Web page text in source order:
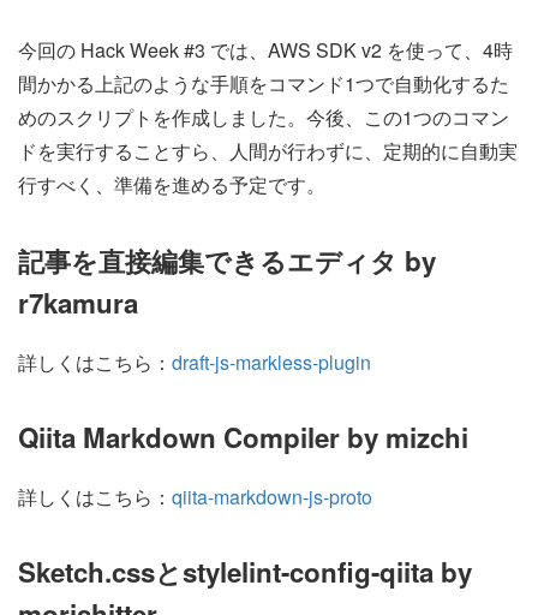
今回の Hack Week #3 では、AWS SDK v2 を使って、4時
間かかる上記のような手順をコマンド1つで自動化するた
めのスクリプトを作成しました。今後、この1つのコマン
ドを実行することすら、人間が行わずに、定期的に自動実
行すべく、準備を進める予定です。
記事を直接編集できるエディタ by
r7kamura
詳しくはこちら： draft-js-markless-plugin
Qiita Markdown Compiler by mizchi
詳しくはこちら： qiita-markdown-js-proto
Sketch.cssとstylelint-config-qiita by